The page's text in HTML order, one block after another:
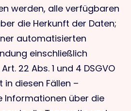
werden, alle verfügbaren
die Herkunft der Daten;
automatisierten
einschließlich
22 Abs. 1 und 4 DSGVO
in diesen Fällen –
Informationen über die